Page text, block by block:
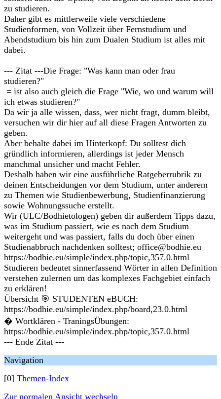
zu studieren.
Daher gibt es mittlerweile viele verschiedene
Studienformen, von Vollzeit über Fernstudium und
Abendstudium bis hin zum Dualen Studium ist alles mit
dabei.
--- Zitat ---Die Frage: "Was kann man oder frau
studieren?"
= ist also auch gleich die Frage "Wie, wo und warum will
ich etwas studieren?"
Da wir ja alle wissen, dass, wer nicht fragt, dumm bleibt,
versuchen wir dir hier auf all diese Fragen Antworten zu
geben.
Aber behalte dabei im Hinterkopf: Du solltest dich
gründlich informieren, allerdings ist jeder Mensch
manchmal unsicher und macht Fehler.
Deshalb haben wir eine ausführliche Ratgeberrubrik zu
deinen Entscheidungen vor dem Studium, unter anderem
zu Themen wie Studienbewerbung, Studienfinanzierung
sowie Wohnungssuche erstellt.
Wir (ULC/Bodhietologen) geben dir außerdem Tipps dazu,
was im Studium passiert, wie es nach dem Studium
weitergeht und was passiert, falls du doch über einen
Studienabbruch nachdenken solltest; office@bodhie.eu
https://bodhie.eu/simple/index.php/topic,357.0.html
Studieren bedeutet sinnerfassend Wörter in allen Definition
verstehen zulernen um das komplexes Fachgebiet einfach
zu erklären!
Übersicht 🎯 STUDENTEN eBUCH:
https://bodhie.eu/simple/index.php/board,23.0.html
� Wortklären - TraningsÜbungen:
https://bodhie.eu/simple/index.php/topic,357.0.html
--- Ende Zitat ---
Navigation
[0] Themen-Index
Zur normalen Ansicht wechseln